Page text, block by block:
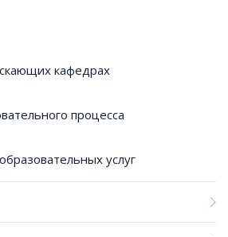
кафедрах
процесса
услуг